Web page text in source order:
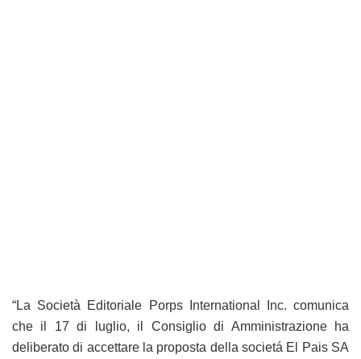
“La Società Editoriale Porps International Inc. comunica
che il 17 di luglio, il Consiglio di Amministrazione ha
deliberato di accettare la proposta della societá El Pais SA